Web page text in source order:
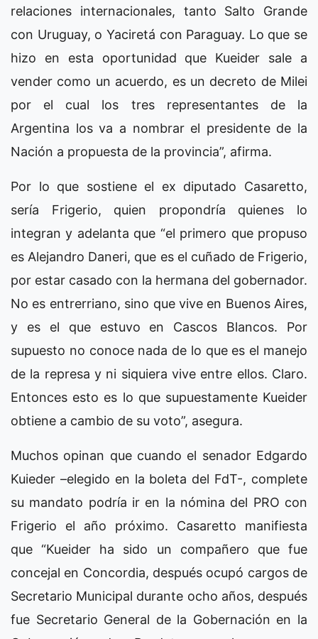
relaciones internacionales, tanto Salto Grande
con Uruguay, o Yaciretá con Paraguay. Lo que se
hizo en esta oportunidad que Kueider sale a
vender como un acuerdo, es un decreto de Milei
por el cual los tres representantes de la
Argentina los va a nombrar el presidente de la
Nación a propuesta de la provincia”, afirma.
Por lo que sostiene el ex diputado Casaretto,
sería Frigerio, quien propondría quienes lo
integran y adelanta que “el primero que propuso
es Alejandro Daneri, que es el cuñado de Frigerio,
por estar casado con la hermana del gobernador.
No es entrerriano, sino que vive en Buenos Aires,
y es el que estuvo en Cascos Blancos. Por
supuesto no conoce nada de lo que es el manejo
de la represa y ni siquiera vive entre ellos. Claro.
Entonces esto es lo que supuestamente Kueider
obtiene a cambio de su voto”, asegura.
Muchos opinan que cuando el senador Edgardo
Kuieder –elegido en la boleta del FdT-, complete
su mandato podría ir en la nómina del PRO con
Frigerio el año próximo. Casaretto manifiesta
que “Kueider ha sido un compañero que fue
concejal en Concordia, después ocupó cargos de
Secretario Municipal durante ocho años, después
fue Secretario General de la Gobernación en la